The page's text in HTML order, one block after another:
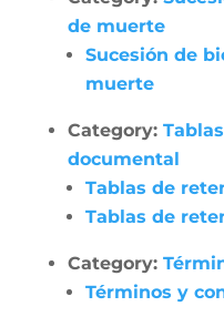
de muerte
Sucesión de
muerte
Category:
documental
Tablas de
Tablas de
Category:
Términos y